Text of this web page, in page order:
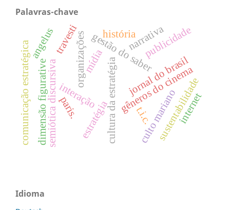
Palavras-chave
estratégiacultura da estratégia t.i.c.
interação
gestão do saber
semiótica discursiva
dimensão figurative gêneros do cinema
comunicação estratégica organizações
sustentabilidade
história
jornal do brasil
culto mariano
angelus publicidade
narrativa
mídia
paris. internet
travesti
Idioma